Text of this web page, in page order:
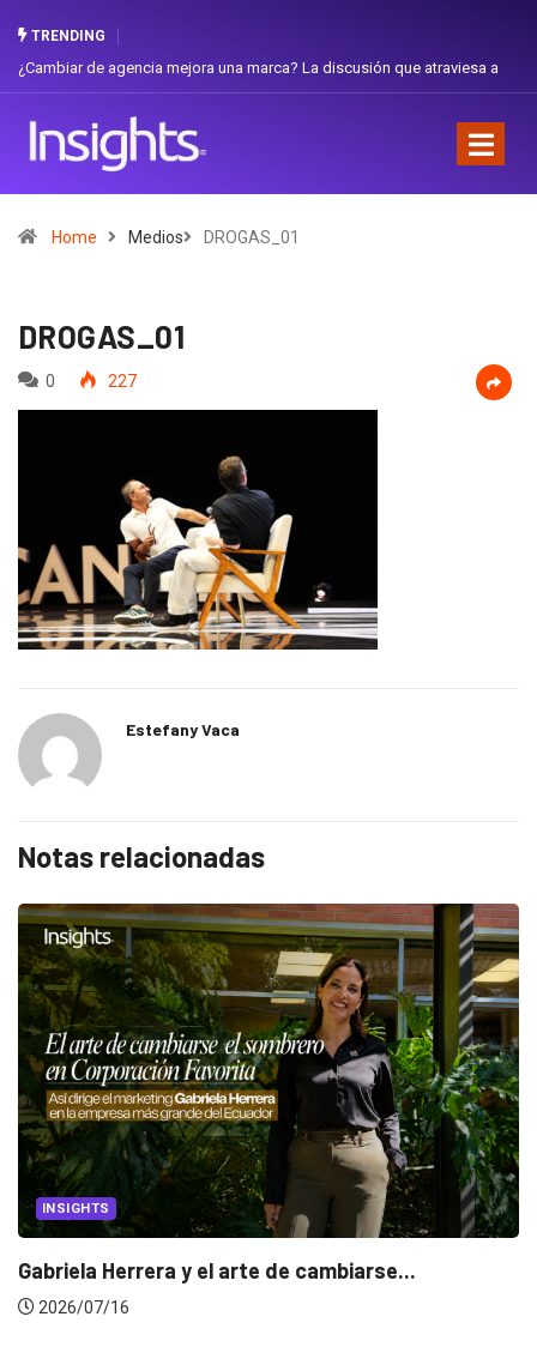
TRENDING
de agencia mejora una marca? La discusión que atraviesa a
Gabriela
Home Medios DROGAS_01
DROGAS_01
0 227
Estefany Vaca
Notas relacionadas
INSIGHTS
Gabriela Herrera y el arte de cambiarse...
2026/07/16